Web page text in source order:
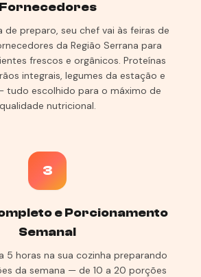
Fornecedores
de preparo, seu chef vai às feiras de
da Região Serrana para
frescos e orgânicos. Proteínas
integrais, legumes da estação e
tudo escolhido para o máximo de
qualidade nutricional.
3
e Porcionamento
Semanal
5 horas na sua cozinha preparando
da semana — de 10 a 20 porções